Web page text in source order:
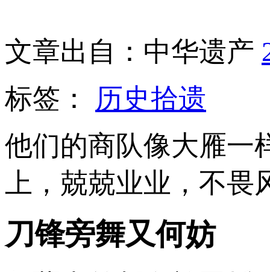
文章出自：中华遗产
标签： 历史拾遗
他们的商队像大雁一
上，兢兢业业，不
刀锋旁舞又何妨